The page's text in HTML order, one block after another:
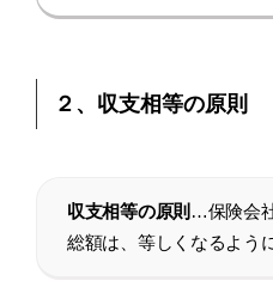
２、収支相等の原則
収支相等の原則 …保険会
総額は、等しくなるよう